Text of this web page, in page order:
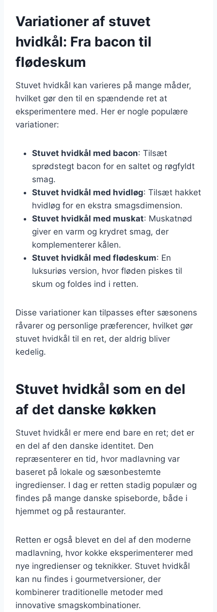
Variationer af stuvet
hvidkål: Fra bacon til
flødeskum
Stuvet hvidkål kan varieres på mange måder,
hvilket gør den til en spændende ret at
eksperimentere med. Her er nogle populære
variationer:
Stuvet hvidkål med bacon: Tilsæt
sprødstegt bacon for en saltet og røgfyldt
smag.
Stuvet hvidkål med hvidløg: Tilsæt hakket
hvidløg for en ekstra smagsdimension.
Stuvet hvidkål med muskat: Muskatnød
giver en varm og krydret smag, der
komplementerer kålen.
Stuvet hvidkål med flødeskum: En
luksuriøs version, hvor fløden piskes til
skum og foldes ind i retten.
Disse variationer kan tilpasses efter sæsonens
råvarer og personlige præferencer, hvilket gør
stuvet hvidkål til en ret, der aldrig bliver
kedelig.
Stuvet hvidkål som en del
af det danske køkken
Stuvet hvidkål er mere end bare en ret; det er
en del af den danske identitet. Den
repræsenterer en tid, hvor madlavning var
baseret på lokale og sæsonbestemte
ingredienser. I dag er retten stadig populær og
findes på mange danske spiseborde, både i
hjemmet og på restauranter.
Retten er også blevet en del af den moderne
madlavning, hvor kokke eksperimenterer med
nye ingredienser og teknikker. Stuvet hvidkål
kan nu findes i gourmetversioner, der
kombinerer traditionelle metoder med
innovative smagskombinationer.